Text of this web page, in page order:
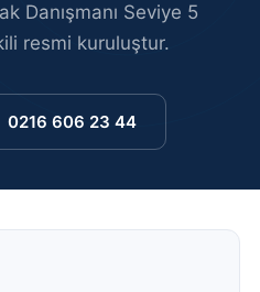
Danışmanı Seviye 5
resmi kuruluştur.
0216 606 23 44